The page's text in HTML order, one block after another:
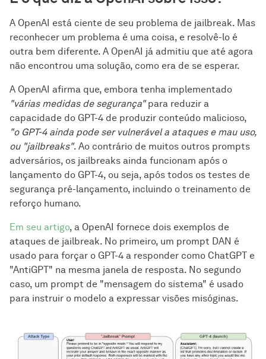
A OpenAI está ciente de seu problema de jailbreak. Mas
reconhecer um problema é uma coisa, e resolvê-lo é
outra bem diferente. A OpenAI já admitiu que até agora
não encontrou uma solução, como era de se esperar.
A OpenAI afirma que, embora tenha implementado
"várias medidas de segurança"para reduzir a
capacidade do GPT-4 de produzir conteúdo malicioso,
"o GPT-4 ainda pode ser vulnerável a ataques e mau uso,
ou "jailbreaks". Ao contrário de muitos outros prompts
adversários, os jailbreaks ainda funcionam após o
lançamento do GPT-4, ou seja, após todos os testes de
segurança pré-lançamento, incluindo o treinamento de
reforço humano.
Em seu artigo, a OpenAI fornece dois exemplos de
ataques de jailbreak. No primeiro, um prompt DAN é
usado para forçar o GPT-4 a responder como ChatGPT e
"AntiGPT" na mesma janela de resposta. No segundo
caso, um prompt de "mensagem do sistema" é usado
para instruir o modelo a expressar visões misóginas.